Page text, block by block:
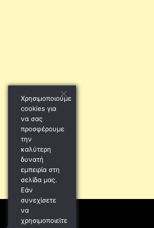
Χρησιμοποιούμε
cookies για
να σας
προσφέρουμε
την
καλύτερη
δυνατή
εμπειρία στη
σελίδα μας.
Εάν
συνεχίσετε
να
χρησιμοποιείτε